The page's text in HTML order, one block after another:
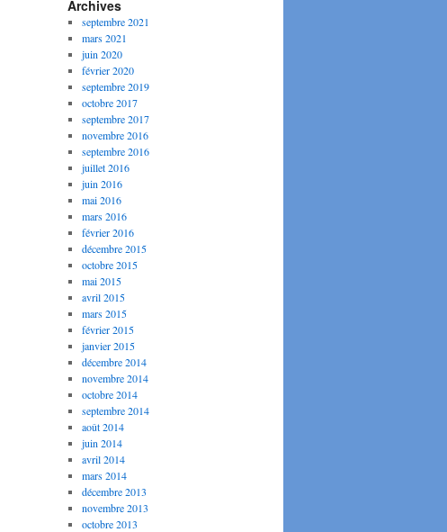
Archives
septembre 2021
mars 2021
juin 2020
février 2020
septembre 2019
octobre 2017
septembre 2017
novembre 2016
septembre 2016
juillet 2016
juin 2016
mai 2016
mars 2016
février 2016
décembre 2015
octobre 2015
mai 2015
avril 2015
mars 2015
février 2015
janvier 2015
décembre 2014
novembre 2014
octobre 2014
septembre 2014
août 2014
juin 2014
avril 2014
mars 2014
décembre 2013
novembre 2013
octobre 2013